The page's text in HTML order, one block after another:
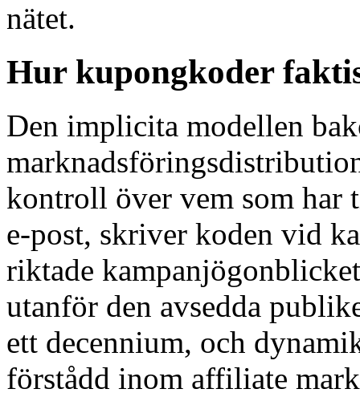
nätet.
Hur kupongkoder
Den implicita modellen
kontroll över vem som har
e-post, skriver koden vid
riktade
utanför den avsedda
ett decennium, och
förstådd inom affiliate